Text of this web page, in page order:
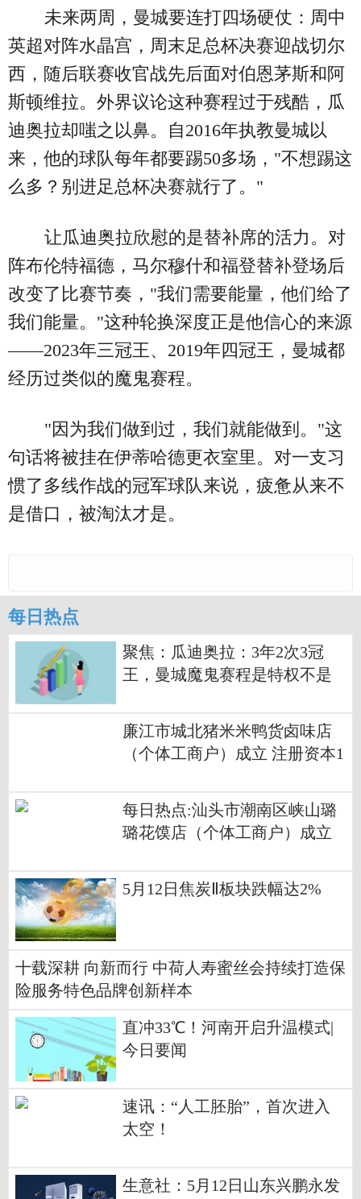
未来两周，曼城要连打四场硬仗：周中
英超对阵水晶宫，周末足总杯决赛迎战切尔
西，随后联赛收官战先后面对伯恩茅斯和阿
斯顿维拉。外界议论这种赛程过于残酷，瓜
迪奥拉却嗤之以鼻。自2016年执教曼城以
来，他的球队每年都要踢50多场，"不想踢这
么多？别进足总杯决赛就行了。"
让瓜迪奥拉欣慰的是替补席的活力。对
阵布伦特福德，马尔穆什和福登替补登场后
改变了比赛节奏，"我们需要能量，他们给了
我们能量。"这种轮换深度正是他信心的来源
——2023年三冠王、2019年四冠王，曼城都
经历过类似的魔鬼赛程。
"因为我们做到过，我们就能做到。"这
句话将被挂在伊蒂哈德更衣室里。对一支习
惯了多线作战的冠军球队来说，疲惫从来不
是借口，被淘汰才是。
每日热点
聚焦：瓜迪奥拉：3年2次3冠
王，曼城魔鬼赛程是特权不是
廉江市城北猪米米鸭货卤味店
（个体工商户）成立 注册资本1
每日热点:汕头市潮南区峡山璐
璐花馍店（个体工商户）成立
5月12日焦炭Ⅱ板块跌幅达2%
十载深耕 向新而行 中荷人寿蜜丝会持续打造保
险服务特色品牌创新样本
直冲33℃！河南开启升温模式|
今日要闻
速讯：“人工胚胎”，首次进入
太空！
生意社：5月12日山东兴鹏永发